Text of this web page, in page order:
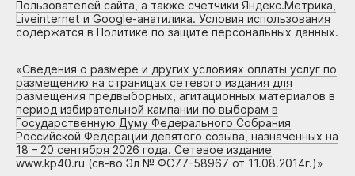
Пользователей сайта, а также счетчики Яндекс.Метрика,
Liveinternet и Google-анатилика. Условия использования
содержатся в Политике по защите персональных данных.
«Сведения о размере и других условиях оплаты услуг по
размещению на страницах сетевого издания для
размещения предвыборных, агитационных материалов в
период избирательной кампании по выборам в
Государственную Думу Федерального Собрания
Российской Федерации девятого созыва, назначенных на
18 – 20 сентября 2026 года. Сетевое издание
www.kp40.ru (св-во Эл № ФС77-58967 от 11.08.2014г.)»